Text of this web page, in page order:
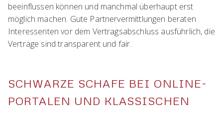
beeinflussen können und manchmal überhaupt erst
möglich machen. Gute Partnervermittlungen beraten
Interessenten vor dem Vertragsabschluss ausführlich, die
Verträge sind transparent und fair.
SCHWARZE SCHAFE BEI ONLINE-
PORTALEN UND KLASSISCHEN